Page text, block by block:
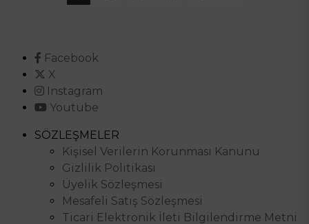
Facebook
X
Instagram
Youtube
SÖZLEŞMELER
Kişisel Verilerin Korunması Kanunu
Gizlilik Politikası
Üyelik Sözleşmesi
Mesafeli Satış Sözleşmesi
Ticari Elektronik İleti Bilgilendirme Metni